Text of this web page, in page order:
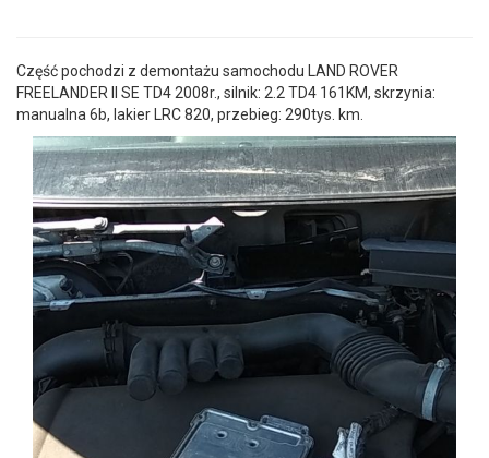
Część pochodzi z demontażu samochodu LAND ROVER
FREELANDER II SE TD4 2008r., silnik: 2.2 TD4 161KM, skrzynia:
manualna 6b, lakier LRC 820, przebieg: 290tys. km.